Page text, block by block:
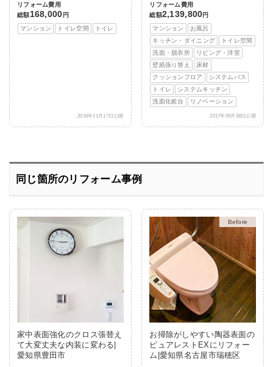
リフォーム費用
総額168,000 円
マンション
トイレ空間 トイレ
2016年11月17日公開
リフォーム費用
総額2,139,800円
マンション
お風呂
キッチン・ダイニング
トイレ空間
洗面・脱衣所
リビング・洋室
壁紙張り替え
床材
クッションフロア
システムバス
トイレ
システムキッチン
洗面化粧台
リノベーション
2017年09月28日公開
同じ箇所のリフォーム事例
家中表面強化のクロス張替え
て大変丈夫な内装に変わる|
愛知県豊田市
After
お掃除がしやすい陶器表面の
ピュアレストEXにリフォー
ム|愛知県名古屋市瑞穂区